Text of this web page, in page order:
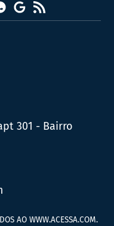
Google
News
RSS
301 - Bairro
AO WWW.ACESSA.COM.